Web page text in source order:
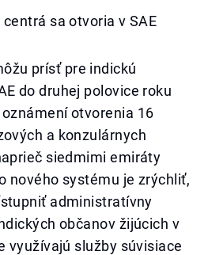
sa otvoria v SAE
prísť pre indickú
do druhej polovice roku
otvorenia 16
a konzulárnych
siedmimi emiráty
nového systému je zrýchliť,
administratívny
občanov žijúcich v
využívajú služby súvisiace